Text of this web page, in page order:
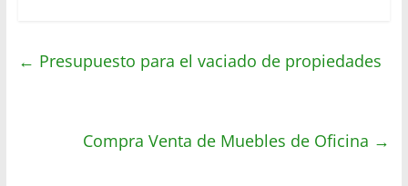
s
t
b
k
a
i
← Presupuesto para el vaciado de propiedades
Compra Venta de Muebles de Oficina →